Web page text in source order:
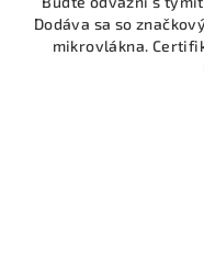
Dodáva sa so
mikrovlákna.